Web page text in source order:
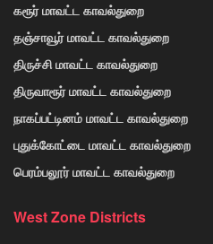
கரூர் மாவட்ட காவல்துறை
தஞ்சாவூர் மாவட்ட காவல்துறை
திருச்சி மாவட்ட காவல்துறை
திருவாரூர் மாவட்ட காவல்துறை
நாகப்பட்டினம் மாவட்ட காவல்துறை
புதுக்கோட்டை மாவட்ட காவல்துறை
பெரம்பலூர் மாவட்ட காவல்துறை
West Zone Districts